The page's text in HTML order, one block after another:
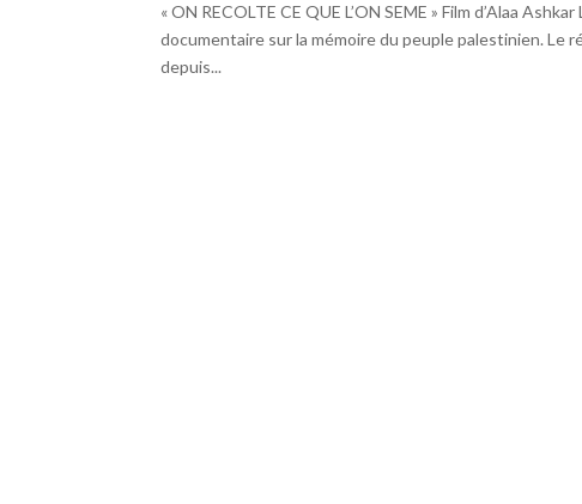
« ON RECOLTE CE QUE L’ON SEME » Film d’Alaa
documentaire sur la mémoire du peuple palestinien. Le
depuis...